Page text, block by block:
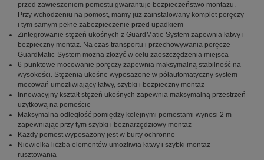
przed zawieszeniem pomostu gwarantuje bezpieczeństwo montażu.
Przy wchodzeniu na pomost, mamy już zainstalowany komplet poręczy
i tym samym pełne zabezpieczenie przed upadkiem
Zintegrowanie stężeń ukośnych z GuardMatic-System zapewnia łatwy i
bezpieczny montaż. Na czas transportu i przechowywania poręcze
GuardMatic-System można złożyć w celu zaoszczędzenia miejsca
6-punktowe mocowanie poręczy zapewnia maksymalną stabilność na
wysokości. Stężenia ukośne wyposażone w półautomatyczny system
mocowań umożliwiający łatwy, szybki i bezpieczny montaż
Innowacyjny kształt stężeń ukośnych zapewnia maksymalną przestrzeń
użytkową na pomoście
Maksymalna odległość pomiędzy kolejnymi pomostami wynosi 2 m
zapewniając przy tym szybki i beznarzędziowy montaż
Każdy pomost wyposażony jest w burty ochronne
Niewielka liczba elementów umożliwia łatwy i szybki montaż
rusztowania